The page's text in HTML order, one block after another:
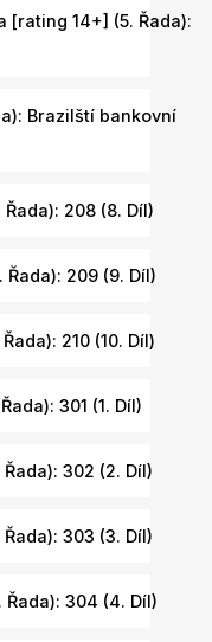
[rating 14+] (5. Řada):
Brazilští bankovní
208 (8. Díl)
209 (9. Díl)
210 (10. Díl)
301 (1. Díl)
302 (2. Díl)
303 (3. Díl)
304 (4. Díl)